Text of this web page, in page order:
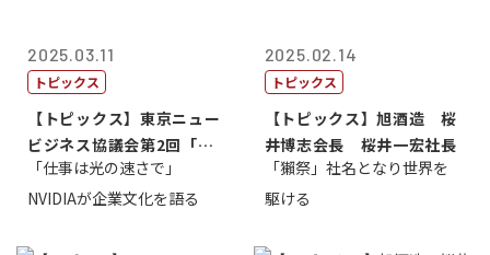
2025.03.11
トピックス
【トピックス】東京ニュー
ビジネス協議会第2回「起
業から成功へ...
「仕事は光の速さで」
NVIDIAが企業文化を語る
2025.02.14
トピックス
【トピックス】旭酒造 桜
井博志会長 桜井一宏社長
「獺祭」社名となり世界を
駆ける